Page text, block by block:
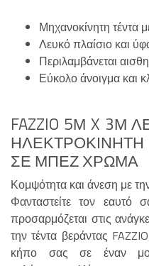
Μηχανοκίνητη τέντα
Λευκό πλαίσιο και
Περιλαμβάνεται
Εύκολο άνοιγμα και
FAZZIO 5Μ X 3Μ
ΣΕ ΜΠΕΖ ΧΡΏΜΑ
Κομψότητα και άνεση με
Φανταστείτε τον
προσαρμόζεται στις
την τέντα βεράντας
κήπο σας σε έναν